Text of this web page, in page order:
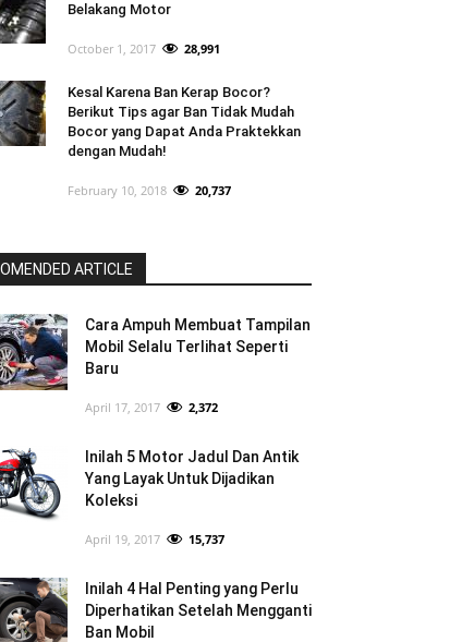
Belakang Motor
October 1, 2017 28,991
Kesal Karena Ban Kerap Bocor?
Berikut Tips agar Ban Tidak Mudah
Bocor yang Dapat Anda Praktekkan
dengan Mudah!
February 10, 2018 20,737
ARTICLE
Cara Ampuh Membuat Tampilan
Mobil Selalu Terlihat Seperti
Baru
April 17, 2017 2,372
Inilah 5 Motor Jadul Dan Antik
Yang Layak Untuk Dijadikan
Koleksi
April 19, 2017 15,737
Inilah 4 Hal Penting yang Perlu
Diperhatikan Setelah Mengganti
Ban Mobil